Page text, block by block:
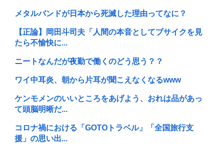
メタルバンドが日本から死滅した理由ってなに？
【正論】岡田斗司夫「人間の本音としてブサイクを見
たら不愉快に...
ニートなんだが夜勤で働くのどう思う？？
ワイ中耳炎、朝から片耳が聞こえなくなるwww
ケンモメンのいいところをあげよう、おれは品があっ
て頭脳明晰だ...
コロナ禍における「GOTOトラベル」「全国旅行支
援」の思い出...